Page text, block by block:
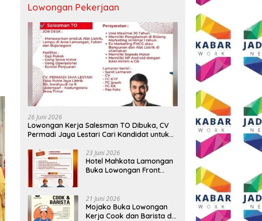
Lowongan Pekerjaan
26 Juni 2026
Lowongan Kerja Salesman TO Dibuka, CV
Permadi Jaya Lestari Cari Kandidat untuk
23 Juni 2026
Hotel Mahkota Lamongan
Buka Lowongan Front
Syaratnya
21 Juni 2026
Mojako Buka Lowongan
Kerja Cook dan Barista di